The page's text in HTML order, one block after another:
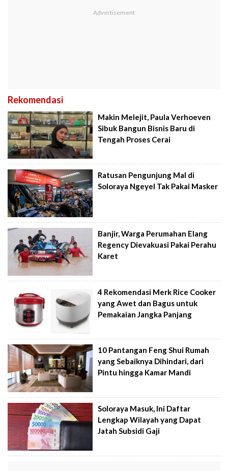
Rekomendasi
Makin Melejit, Paula Verhoeven
Sibuk Bangun Bisnis Baru di
Tengah Proses Cerai
Ratusan Pengunjung Mal di
Soloraya Ngeyel Tak Pakai Masker
Banjir, Warga Perumahan Elang
Regency Dievakuasi Pakai Perahu
Karet
4 Rekomendasi Merk Rice Cooker
yang Awet dan Bagus untuk
Pemakaian Jangka Panjang
10 Pantangan Feng Shui Rumah
yang Sebaiknya Dihindari, dari
Pintu hingga Kamar Mandi
Soloraya Masuk, Ini Daftar
Lengkap Wilayah yang Dapat
Jatah Subsidi Gaji